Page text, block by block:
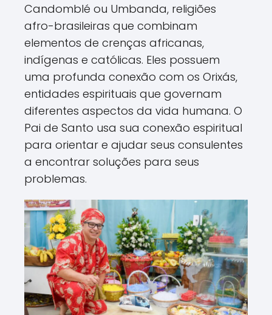
Candomblé ou Umbanda, religiões
afro-brasileiras que combinam
elementos de crenças africanas,
indígenas e católicas. Eles possuem
uma profunda conexão com os Orixás,
entidades espirituais que governam
diferentes aspectos da vida humana. O
Pai de Santo usa sua conexão espiritual
para orientar e ajudar seus consulentes
a encontrar soluções para seus
problemas.